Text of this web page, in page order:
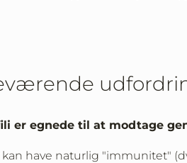
er egnede til at modtage
have naturlig "immunitet"